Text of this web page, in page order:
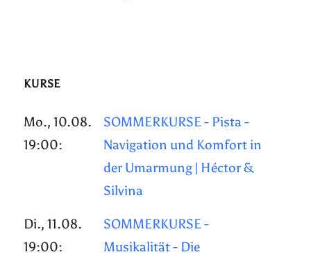
KURSE
Mo., 10.08.
19:00:
SOMMERKURSE - Pista -
Navigation und Komfort in
der Umarmung | Héctor &
Silvina
Di., 11.08.
19:00:
SOMMERKURSE -
Musikalität - Die